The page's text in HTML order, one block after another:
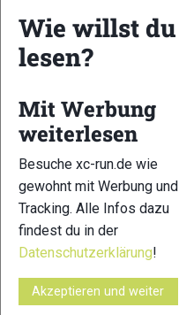
25
Wie willst
lesen?
Mit Werbung
weiterlesen
Besuche xc-run.de wie
gewohnt mit Werbung und
Tracking. Alle Infos dazu
findest du in der
Datenschutzerklärung!
Akzeptieren und weiter